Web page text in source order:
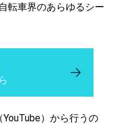
転車界のあらゆるシー
）から行うの